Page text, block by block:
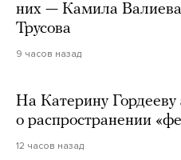
них — Камила
Трусова
9 часов назад
На Катерину Гордееву
о распространении
12 часов назад